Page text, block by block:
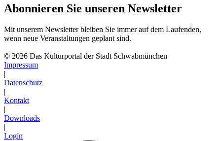
Abonnieren Sie unseren Newsletter
Mit unserem Newsletter bleiben Sie immer auf dem Laufenden,
wenn neue Veranstaltungen geplant sind.
© 2026 Das Kulturportal der Stadt Schwabmünchen
Impressum
|
Datenschutz
|
Kontakt
|
Downloads
|
Login